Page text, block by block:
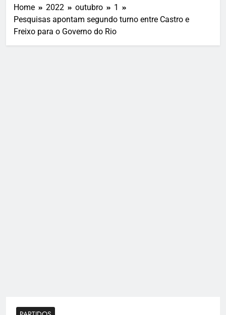
Home 2022 outubro
1
Pesquisas apontam segundo turno entre Castro e
Freixo para o Governo do Rio